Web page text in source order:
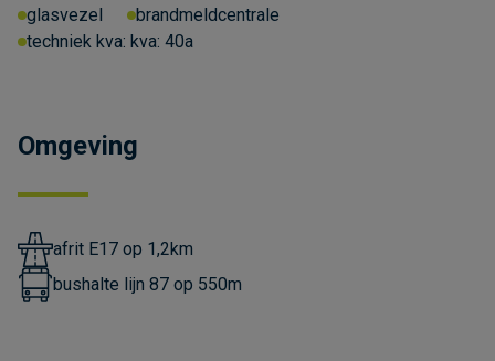
glasvezel
brandmeldcentrale
techniek kva: kva: 40a
Omgeving
afrit E17 op 1,2km
bushalte lijn 87 op 550m